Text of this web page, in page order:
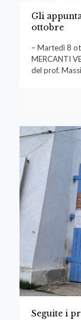
Gli
ottobre
– Martedì 8
MERCANTI
del prof.
Seguite i